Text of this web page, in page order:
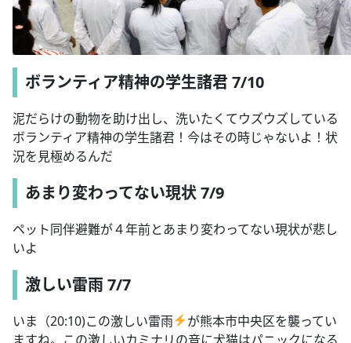
ボランティア精神の学生諸君 7/10
泥だらけの動物を助け出し、洗いたくてウズウズしている
ボランティア精神の学生諸君！今はその時じゃないよ！状
況を見極めるんだ
あまり変わってない現状 7/9
ペット同伴避難が４年前とあまり変わってない現状が悲し
いよ
激しい雷雨 7/7
いま（20:10)この激しい雷雨
が熊本市中央区を襲ってい